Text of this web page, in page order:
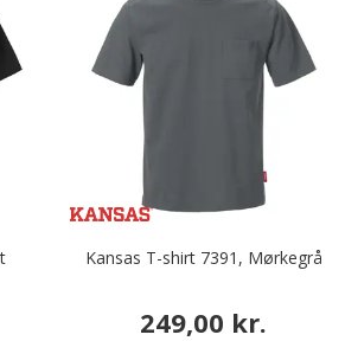
Kansas T-shirt 7391, Mørkegrå
249,00 kr.